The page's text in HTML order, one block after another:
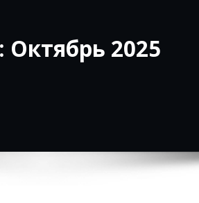
Октябрь 2025